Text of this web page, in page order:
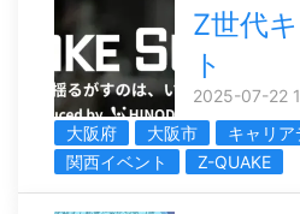
Z世代
ト
2025-07-22
大阪府
大阪市
キャリア
関西イベント
Z-QUAKE